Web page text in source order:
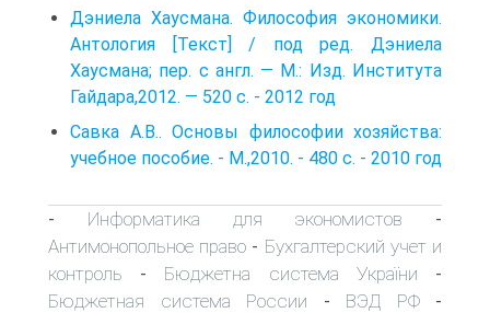
Дэниела Хаусмана. Философия экономики.
Антология [Текст] / под ред. Дэниела
Хаусмана; пер. с англ. — M.: Изд. Института
Гайдара,2012. — 520 с. - 2012 год
Савка А.В.. Основы философии хозяйства:
учебное пособие. - М.,2010. - 480 с. - 2010 год
- Информатика для экономистов -
Антимонопольное право - Бухгалтерский учет и
контроль - Бюджетна система України -
Бюджетная система России - ВЭД РФ-